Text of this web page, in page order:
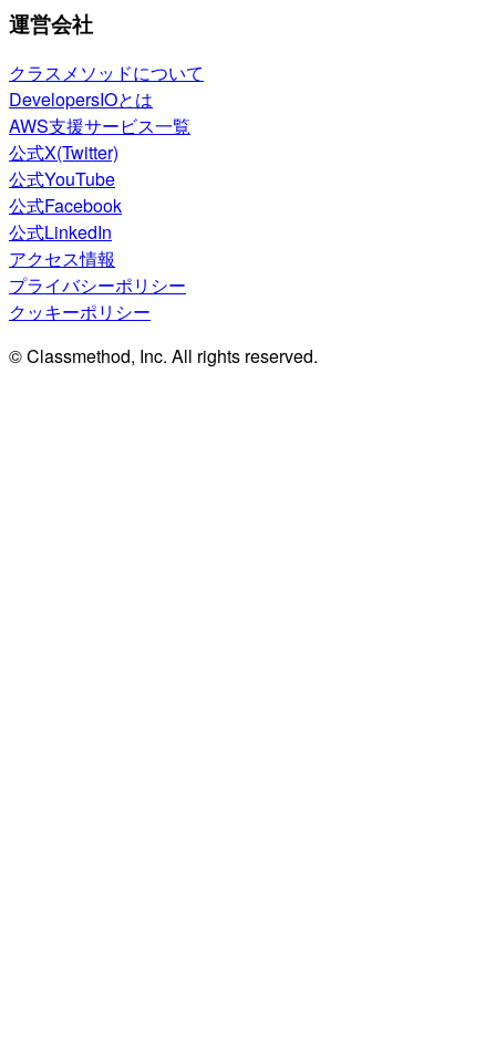
運営会社
クラスメソッドについて
DevelopersIOとは
AWS支援サービス一覧
公式X(Twitter)
公式YouTube
公式Facebook
公式LinkedIn
アクセス情報
プライバシーポリシー
クッキーポリシー
© Classmethod, Inc. All rights reserved.